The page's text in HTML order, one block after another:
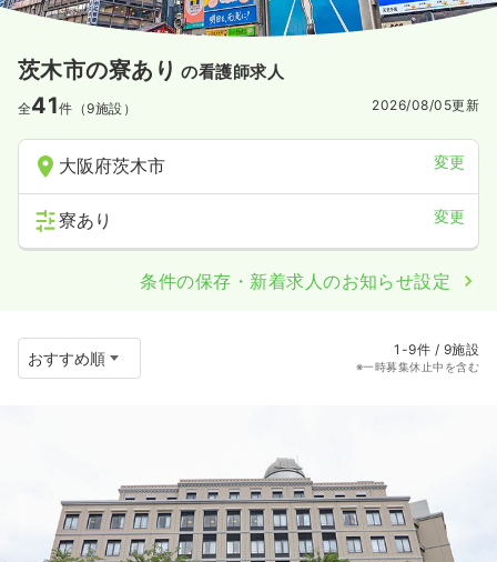
茨木市の寮あり の看護師求人
全41件（9施設） 2026/08/05更新
大阪府茨木市 変更
寮あり 変更
条件の保存・新着求人のお知らせ設定
1-9件 / 9施設
※一時募集休止中を含む